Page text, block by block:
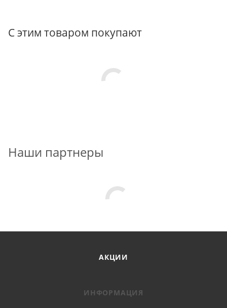
С этим товаром покупают
Наши партнеры
АКЦИИ
ИНФОРМАЦИЯ